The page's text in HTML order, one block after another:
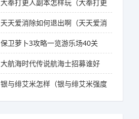
大奉打更人副本怎样玩（大奉打更
天天爱消除如何退出啊（天天爱消
保卫萝卜3攻略一览游乐场40关
大航海时代传说航海士招募谁好
银与绯艾米怎样（银与绯艾米强度